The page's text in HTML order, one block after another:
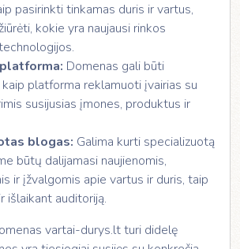
pasirinkti tinkamas duris ir vartus,
kokie yra naujausi rinkos
Domenas gali būti
kaip platforma reklamuoti įvairias su
susijusias įmones, produktus ir
blogas: Galima kurti specializuotą
būtų dalijamasi naujienomis,
ir įžvalgomis apie vartus ir duris, taip
išlaikant auditoriją.
vartai-durys.lt turi didelę